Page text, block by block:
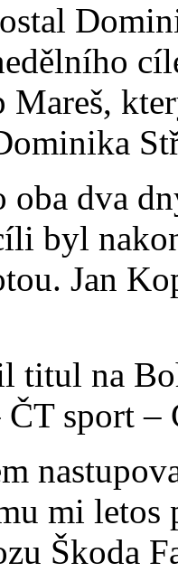
oba dva
byl
Jan
titul na
sport –
mi letos
Škoda